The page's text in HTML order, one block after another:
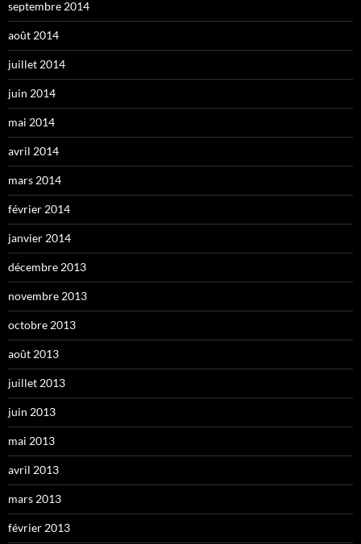
septembre 2014
août 2014
juillet 2014
juin 2014
mai 2014
avril 2014
mars 2014
février 2014
janvier 2014
décembre 2013
novembre 2013
octobre 2013
août 2013
juillet 2013
juin 2013
mai 2013
avril 2013
mars 2013
février 2013